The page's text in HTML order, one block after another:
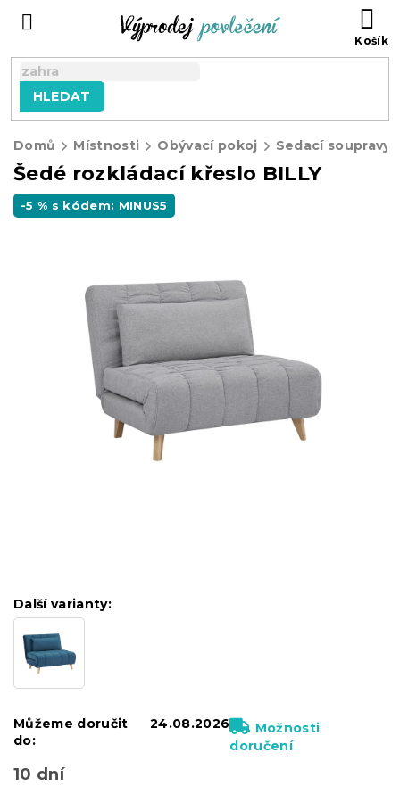
HLEDAT
Domů Místnosti Obývací pokoj Sedací soupravy
Šedé rozkládací křeslo BILLY
-5 % s kódem: MINUS5
10 dní
Další varianty:
Můžeme doručit
do:
24.08.2026
Možnosti
doručení